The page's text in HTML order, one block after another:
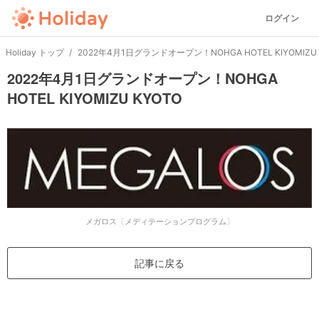
ログイン
Holiday トップ 2022年4月1日グランドオープン！NOHGA HOTEL KIYOMIZU
2022年4月1日グランドオープン！NOHGA
HOTEL KIYOMIZU KYOTO
メガロス〔メディテーションプログラム〕
記事に戻る